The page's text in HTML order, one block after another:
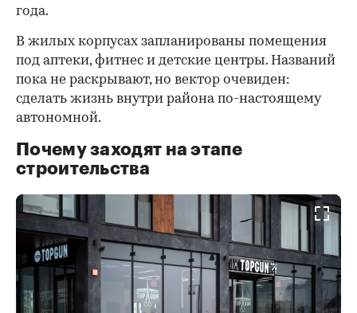
года.
В жилых корпусах запланированы помещения
под аптеки, фитнес и детские центры. Названий
пока не раскрывают, но вектор очевиден:
сделать жизнь внутри района по-настоящему
автономной.
Почему заходят на этапе
строительства